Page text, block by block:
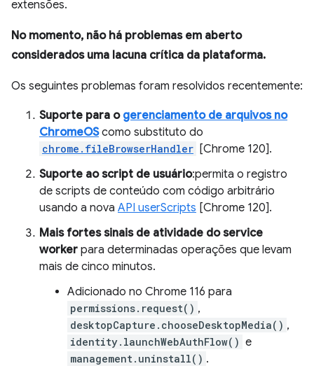
extensões.
No momento, não há problemas em aberto
considerados uma lacuna crítica da plataforma.
Os seguintes problemas foram resolvidos recentemente:
Suporte para o gerenciamento de arquivos no
ChromeOScomo substituto do
chrome.fileBrowserHandler [Chrome 120].
Suporte ao script de usuário:permita o registro
de scripts de conteúdo com código arbitrário
usando a nova API userScripts [Chrome 120].
Mais fortes sinais de atividade do service
worker para determinadas operações que levam
mais de cinco minutos.
Adicionado no Chrome 116 para
permissions.request() ,
desktopCapture.chooseDesktopMedia() ,
identity.launchWebAuthFlow() e
management.uninstall() .